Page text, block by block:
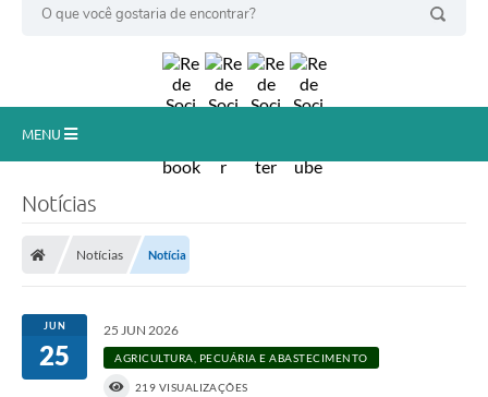
MENU
Publicações / Transparência
Secretarias
Notícias
Notícias Notícia
JUN
25
25 JUN 2026
AGRICULTURA, PECUÁRIA E ABASTECIMENTO
219 VISUALIZAÇÕES